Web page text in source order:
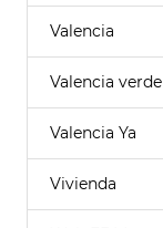
Valencia
Valencia verde
Valencia Ya
Vivienda